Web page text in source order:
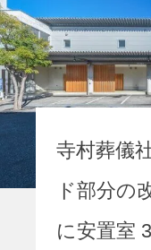
寺村葬儀
ド部分の
に安置室